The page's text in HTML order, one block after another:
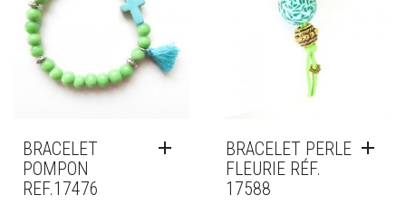
BRACELET
POMPON
REF.17476
BRACELET PERLE
FLEURIE RÉF.
17588